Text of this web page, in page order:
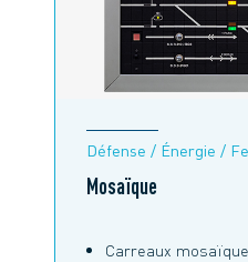
Défense / Énergie /
Mosaïque
Carreaux